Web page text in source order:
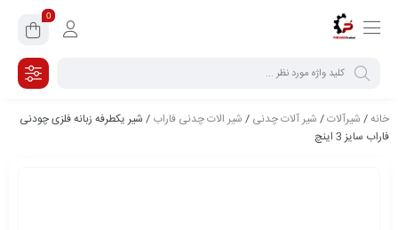
0
خانه/ شیرآلات/ شیر آلات چدنی / شیر الات چدنی فاراب / شیر یکطرفه زبانه فلزی چودنی
فاراب سایز 3 اینچ